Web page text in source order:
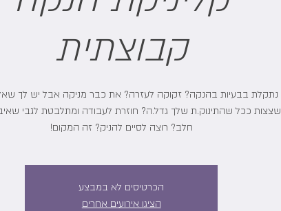
קבוצתית
נתקלת בבעיות בהנקה? זקוקה לעזרה? את כבר מניקה אבל יש לך
שצצות ככל שהתינוק.ת שלך גדל.ה? חוזרת לעבודה ומתלבטת לגבי
חלב? רוצה לסיים להניק? זה המקום!
הכרטיסים לא במבצע
הציגו אירועים אחרים